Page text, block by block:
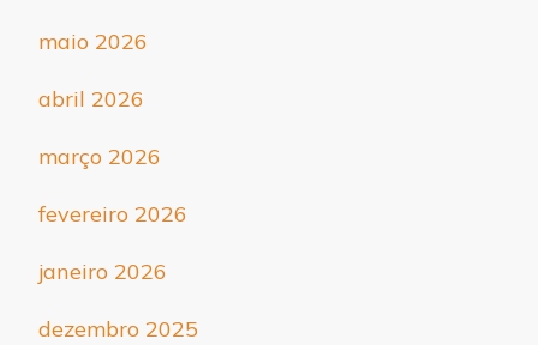
maio 2026
abril 2026
março 2026
fevereiro 2026
janeiro 2026
dezembro 2025